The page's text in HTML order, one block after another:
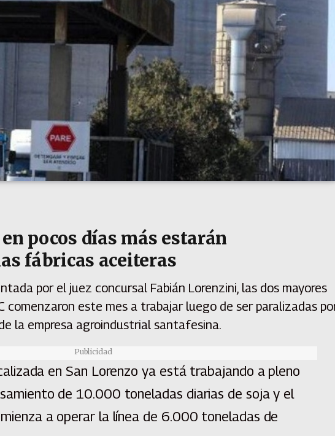
pocos días más estarán
fábricas aceiteras
por el juez concursal Fabián Lorenzini, las dos mayores
comenzaron este mes a trabajar luego de ser paralizadas
la empresa agroindustrial santafesina.
Publicidad
en San Lorenzo ya está trabajando a pleno
de 10.000 toneladas diarias de soja y el
a operar la línea de 6.000 toneladas de